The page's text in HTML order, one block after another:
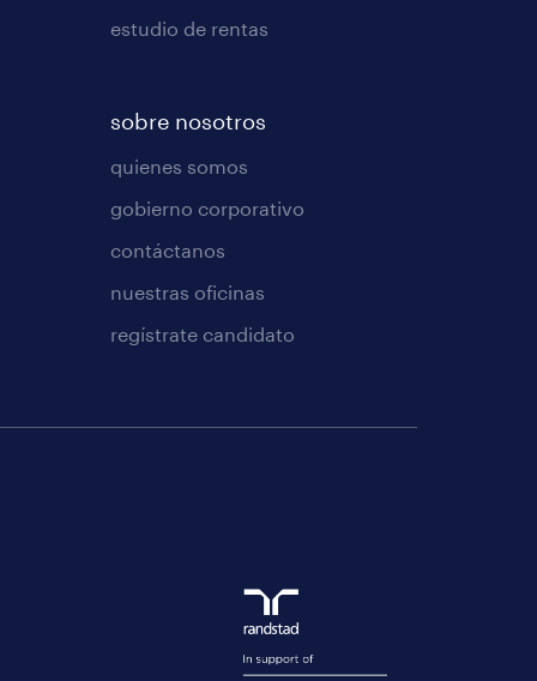
estudio de rentas
sobre nosotros
quienes somos
gobierno corporativo
contáctanos
nuestras oficinas
regístrate candidato